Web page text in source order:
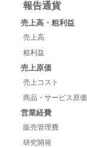
報告通貨
売上高・粗利益
売上高
粗利益
売上原価
売上コスト
商品・サービス原価
営業経費
販売管理費
研究開発